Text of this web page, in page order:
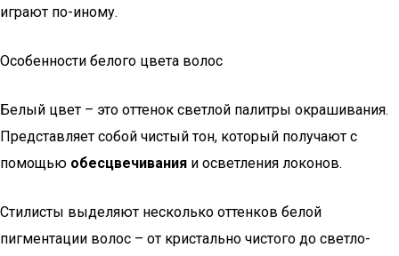
играют по-иному.
Особенности белого цвета волос
Белый цвет – это оттенок светлой палитры окрашивания.
Представляет собой чистый тон, который получают с
помощью обесцвечивания и осветления локонов.
Стилисты выделяют несколько оттенков белой
пигментации волос – от кристально чистого до светло-